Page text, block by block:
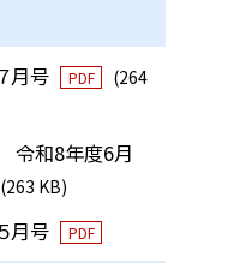
月号 PDF
(264
令和8年度6月
(263 KB)
月号 PDF